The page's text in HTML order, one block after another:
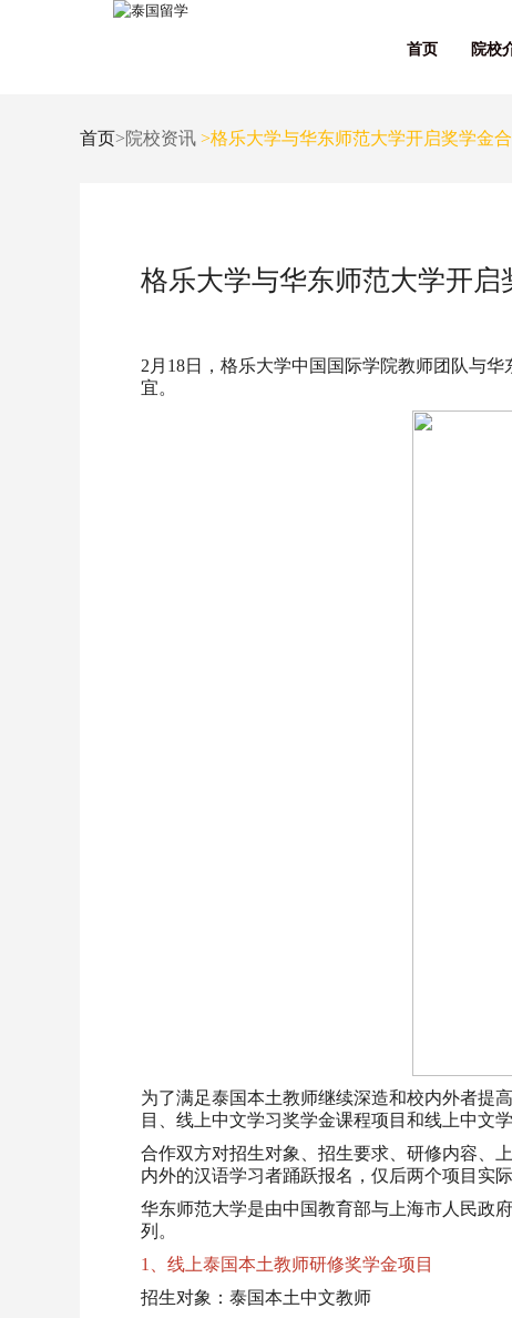
首页 院校
首页>院校资讯 >格乐大学与华东师范大学开启奖学金
格乐大学与华东师范大学开启
2月18日，格乐大学中国国际学院教师团队与
宜。
为了满足泰国本土教师继续深造和校内外者提
目、线上中文学习奖学金课程项目和线上中文
合作双方对招生对象、招生要求、研修内容、
内外的汉语学习者踊跃报名，仅后两个项目实
华东师范大学是由中国教育部与上海市人民政
列。
1、线上泰国本土教师研修奖学金项目
招生对象：泰国本土中文教师